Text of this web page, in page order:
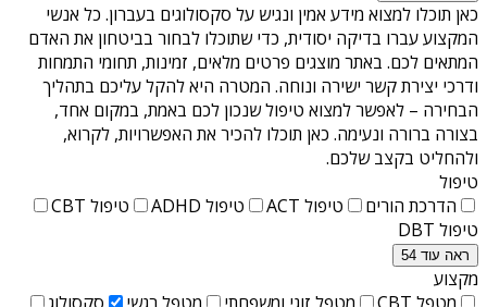
כאן תוכלו למצוא מידע אמין ונגיש על סקסולוגים בעברון. כל אנשי
המקצוע עברו בדיקה יסודית, כדי שתוכלו לבחור בביטחון את האדם
המתאים לכם. באתר מוצגים פרטים מלאים, זמינות, תחומי התמחות
ודרכי יצירת קשר ישירה ונוחה. המטרה היא להקל עליכם בתהליך
הבחירה – לאפשר למצוא טיפול שנכון לכם באמת, במקום אחד,
בצורה ברורה ונעימה. כאן תוכלו להכיר את האפשרויות, לקרוא,
ולהחליט בקצב שלכם.
טיפול
הדרכת הורים
טיפול ACT טיפול ADHD
טיפול CBT
טיפול DBT
ראה עוד 54
מקצוע